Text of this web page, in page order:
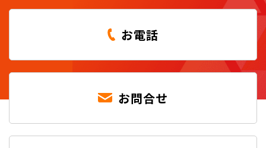
お電話
お問合せ